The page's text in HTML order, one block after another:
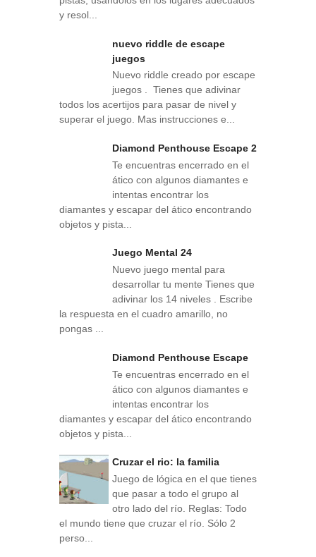
y resol...
nuevo riddle de escape
juegos
Nuevo riddle creado por escape
juegos . Tienes que adivinar
todos los acertijos para pasar de nivel y
superar el juego. Mas instrucciones e...
Diamond Penthouse Escape 2
Te encuentras encerrado en el
ático con algunos diamantes e
intentas encontrar los
diamantes y escapar del ático encontrando
objetos y pista...
Juego Mental 24
Nuevo juego mental para
desarrollar tu mente Tienes que
adivinar los 14 niveles . Escribe
la respuesta en el cuadro amarillo, no
pongas ...
Diamond Penthouse Escape
Te encuentras encerrado en el
ático con algunos diamantes e
intentas encontrar los
diamantes y escapar del ático encontrando
objetos y pista...
Cruzar el rio: la familia
Juego de lógica en el que tienes
que pasar a todo el grupo al
otro lado del río. Reglas: Todo
el mundo tiene que cruzar el río. Sólo 2
perso...